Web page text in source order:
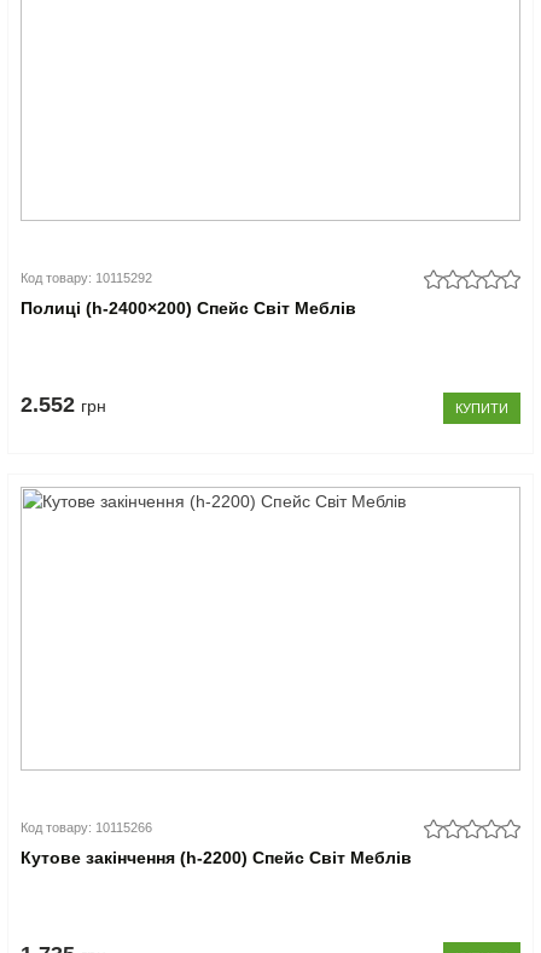
Код товару: 10115292
Полиці (h-2400×200) Спейс Світ Меблів
2.552 грн КУПИТИ
Код товару: 10115266
Кутове закінчення (h-2200) Спейс Світ Меблів